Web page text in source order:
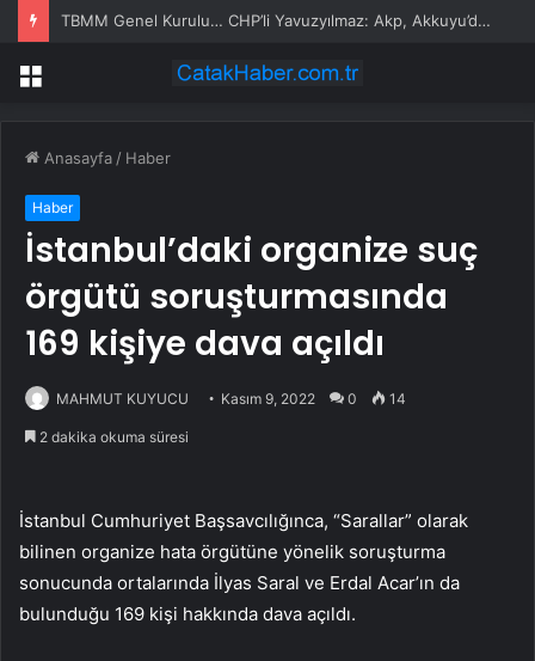
TBMM Genel Kurulu… CHP’li Yavuzyılmaz: Akp, Akkuyu’da Rusya’ya 9,8 Milyar Dolarlık Teşvik Sağladı
Menü
Anasayfa / Haber
Haber
İstanbul’daki organize suç
örgütü soruşturmasında
169 kişiye dava açıldı
MAHMUT KUYUCU Kasım 9, 2022 0 14
2 dakika okuma süresi
İstanbul Cumhuriyet Başsavcılığınca, “Sarallar” olarak
bilinen organize hata örgütüne yönelik soruşturma
sonucunda ortalarında İlyas Saral ve Erdal Acar’ın da
bulunduğu 169 kişi hakkında dava açıldı.